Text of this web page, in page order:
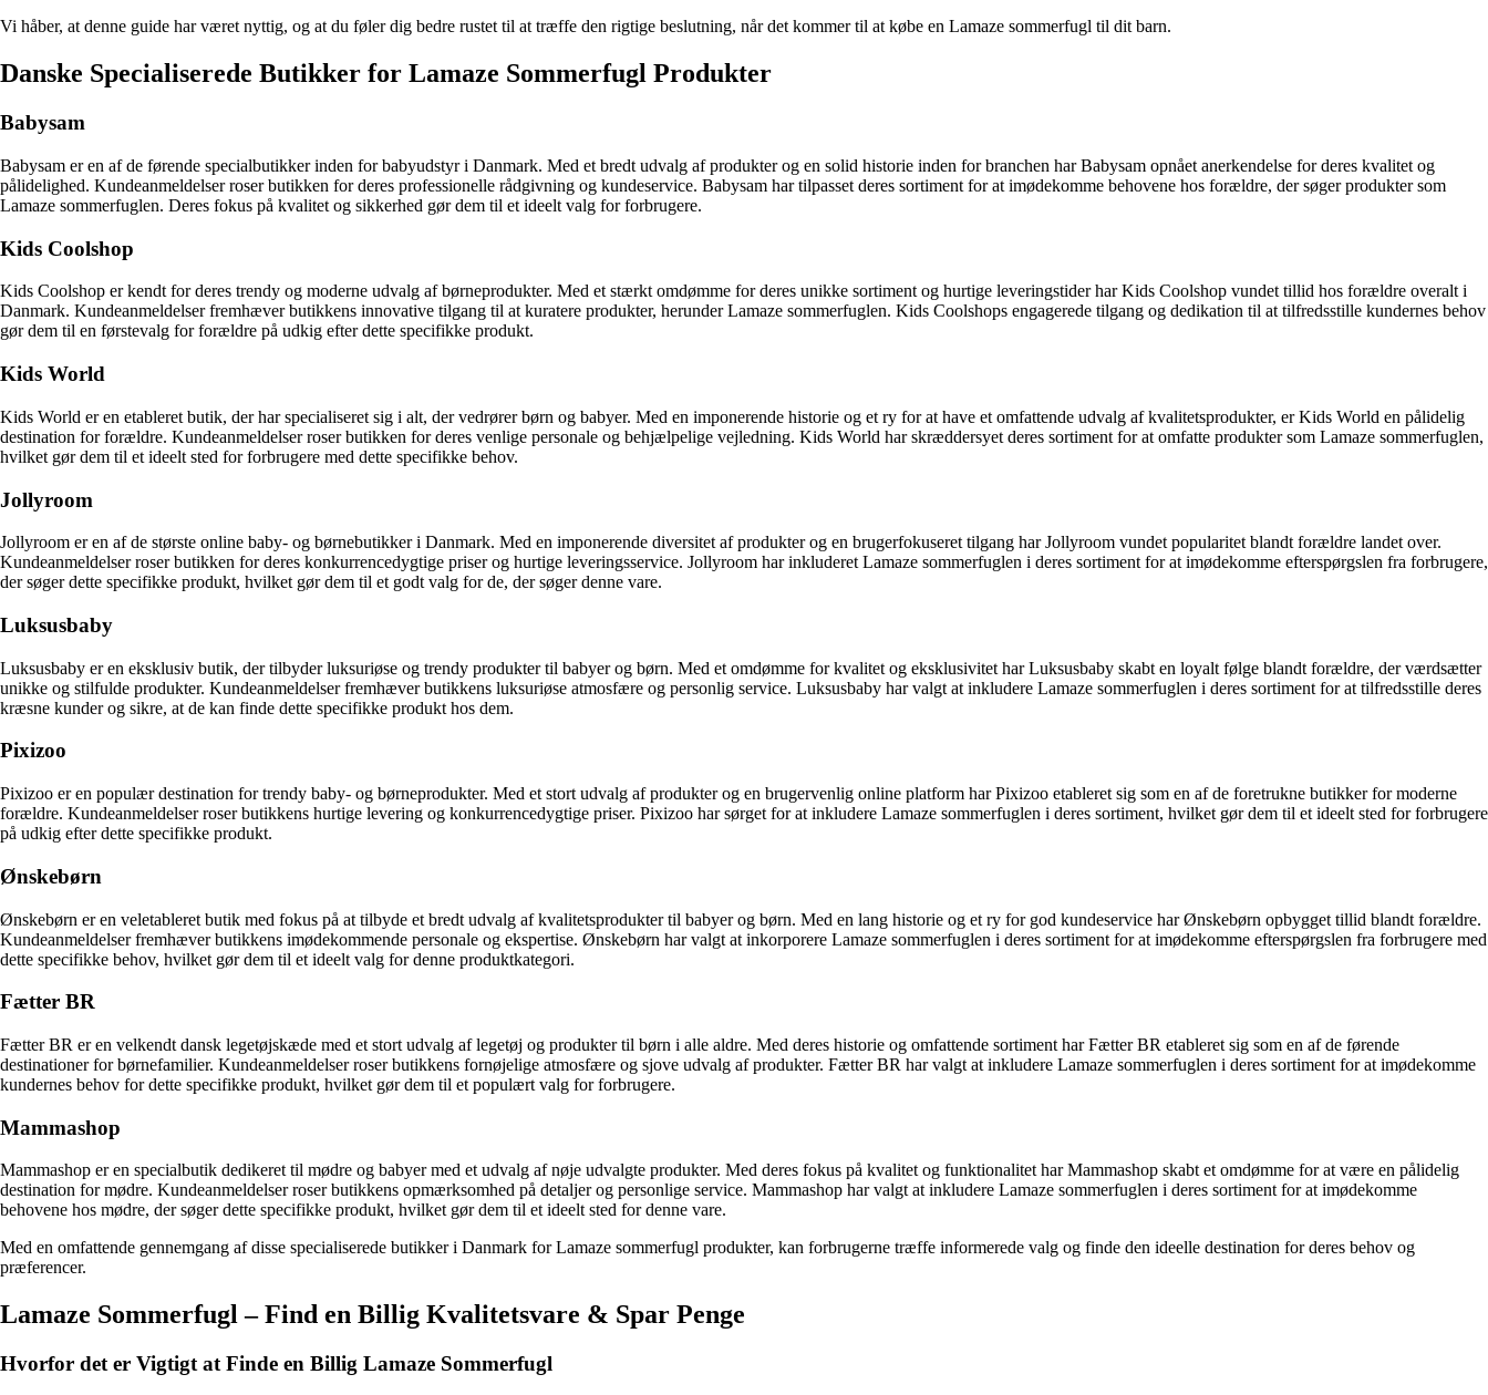
Vi håber, at denne guide har været nyttig, og at du føler dig bedre rustet til at træffe den rigtige beslutning, når det kommer til at købe en Lamaze sommerfugl til dit barn.
Danske Specialiserede Butikker for Lamaze Sommerfugl Produkter
Babysam
Babysam er en af de førende specialbutikker inden for babyudstyr i Danmark. Med et bredt udvalg af produkter og en solid historie inden for branchen har Babysam opnået anerkendelse for deres kvalitet og
pålidelighed. Kundeanmeldelser roser butikken for deres professionelle rådgivning og kundeservice. Babysam har tilpasset deres sortiment for at imødekomme behovene hos forældre, der søger produkter som
Lamaze sommerfuglen. Deres fokus på kvalitet og sikkerhed gør dem til et ideelt valg for forbrugere.
Kids Coolshop
Kids Coolshop er kendt for deres trendy og moderne udvalg af børneprodukter. Med et stærkt omdømme for deres unikke sortiment og hurtige leveringstider har Kids Coolshop vundet tillid hos forældre overalt i
Danmark. Kundeanmeldelser fremhæver butikkens innovative tilgang til at kuratere produkter, herunder Lamaze sommerfuglen. Kids Coolshops engagerede tilgang og dedikation til at tilfredsstille kundernes behov
gør dem til en førstevalg for forældre på udkig efter dette specifikke produkt.
Kids World
Kids World er en etableret butik, der har specialiseret sig i alt, der vedrører børn og babyer. Med en imponerende historie og et ry for at have et omfattende udvalg af kvalitetsprodukter, er Kids World en pålidelig
destination for forældre. Kundeanmeldelser roser butikken for deres venlige personale og behjælpelige vejledning. Kids World har skræddersyet deres sortiment for at omfatte produkter som Lamaze sommerfuglen,
hvilket gør dem til et ideelt sted for forbrugere med dette specifikke behov.
Jollyroom
Jollyroom er en af de største online baby- og børnebutikker i Danmark. Med en imponerende diversitet af produkter og en brugerfokuseret tilgang har Jollyroom vundet popularitet blandt forældre landet over.
Kundeanmeldelser roser butikken for deres konkurrencedygtige priser og hurtige leveringsservice. Jollyroom har inkluderet Lamaze sommerfuglen i deres sortiment for at imødekomme efterspørgslen fra forbrugere,
der søger dette specifikke produkt, hvilket gør dem til et godt valg for de, der søger denne vare.
Luksusbaby
Luksusbaby er en eksklusiv butik, der tilbyder luksuriøse og trendy produkter til babyer og børn. Med et omdømme for kvalitet og eksklusivitet har Luksusbaby skabt en loyalt følge blandt forældre, der værdsætter
unikke og stilfulde produkter. Kundeanmeldelser fremhæver butikkens luksuriøse atmosfære og personlig service. Luksusbaby har valgt at inkludere Lamaze sommerfuglen i deres sortiment for at tilfredsstille deres
kræsne kunder og sikre, at de kan finde dette specifikke produkt hos dem.
Pixizoo
Pixizoo er en populær destination for trendy baby- og børneprodukter. Med et stort udvalg af produkter og en brugervenlig online platform har Pixizoo etableret sig som en af de foretrukne butikker for moderne
forældre. Kundeanmeldelser roser butikkens hurtige levering og konkurrencedygtige priser. Pixizoo har sørget for at inkludere Lamaze sommerfuglen i deres sortiment, hvilket gør dem til et ideelt sted for forbrugere
på udkig efter dette specifikke produkt.
Ønskebørn
Ønskebørn er en veletableret butik med fokus på at tilbyde et bredt udvalg af kvalitetsprodukter til babyer og børn. Med en lang historie og et ry for god kundeservice har Ønskebørn opbygget tillid blandt forældre.
Kundeanmeldelser fremhæver butikkens imødekommende personale og ekspertise. Ønskebørn har valgt at inkorporere Lamaze sommerfuglen i deres sortiment for at imødekomme efterspørgslen fra forbrugere med
dette specifikke behov, hvilket gør dem til et ideelt valg for denne produktkategori.
Fætter BR
Fætter BR er en velkendt dansk legetøjskæde med et stort udvalg af legetøj og produkter til børn i alle aldre. Med deres historie og omfattende sortiment har Fætter BR etableret sig som en af de førende
destinationer for børnefamilier. Kundeanmeldelser roser butikkens fornøjelige atmosfære og sjove udvalg af produkter. Fætter BR har valgt at inkludere Lamaze sommerfuglen i deres sortiment for at imødekomme
kundernes behov for dette specifikke produkt, hvilket gør dem til et populært valg for forbrugere.
Mammashop
Mammashop er en specialbutik dedikeret til mødre og babyer med et udvalg af nøje udvalgte produkter. Med deres fokus på kvalitet og funktionalitet har Mammashop skabt et omdømme for at være en pålidelig
destination for mødre. Kundeanmeldelser roser butikkens opmærksomhed på detaljer og personlige service. Mammashop har valgt at inkludere Lamaze sommerfuglen i deres sortiment for at imødekomme
behovene hos mødre, der søger dette specifikke produkt, hvilket gør dem til et ideelt sted for denne vare.
Med en omfattende gennemgang af disse specialiserede butikker i Danmark for Lamaze sommerfugl produkter, kan forbrugerne træffe informerede valg og finde den ideelle destination for deres behov og
præferencer.
Lamaze Sommerfugl – Find en Billig Kvalitetsvare & Spar Penge
Hvorfor det er Vigtigt at Finde en Billig Lamaze Sommerfugl